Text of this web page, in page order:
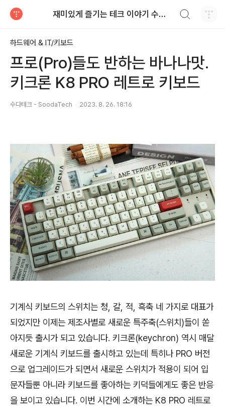
재미있게 즐기는 테크 이야기 수다테크 - SoodaTech
하드웨어 & IT/키보드
프로(Pro)들도 반하는 바나나맛.
키크론 K8 PRO 레트로 키보드
수다테크 - SoodaTech 2023. 8. 26. 18:16
기계식 키보드의 스위치는 청, 갈, 적, 흑축 네 가지로 대표가
되었지만 이제는 제조사별로 새로운 특주축(스위치)들이 쏟
아지듯 출시가 되고 있습니다. 키크론(keychron) 역시 매달
새로운 기계식 키보드를 출시하고 있는데 특히나 PRO 버전
으로 업그레이드가 되면서 새로운 스위치가 적용이 되어 입
문자들뿐 아니라 키보드를 좋아하는 키덕들에게도 좋은 반응
을 보이고 있습니다. 이번 시간에 소개하는 K8 PRO 레트로